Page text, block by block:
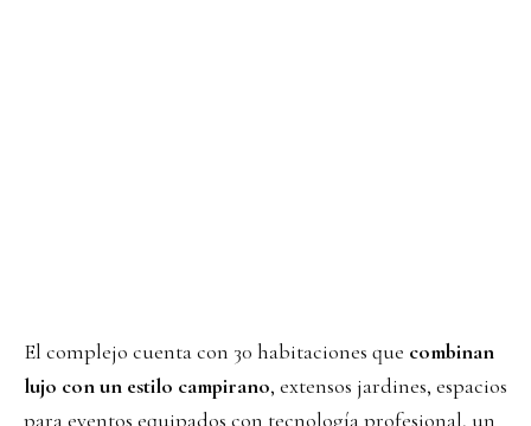
El complejo cuenta con 30 habitaciones que combinan
lujo con un estilo campirano, extensos jardines, espacios
para eventos equipados con tecnología profesional, un